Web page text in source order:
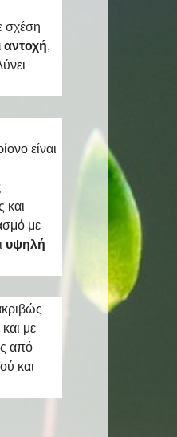
σχέση
αντοχή,
είναι
και
με
υψηλή
με
από
και